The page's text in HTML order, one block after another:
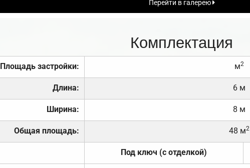
Перейти в галерею
Комплектация
Площадь застройки: м2
Длина: 6 м
Ширина: 8 м
Общая площадь: 48 м2
Под ключ (с отделкой)